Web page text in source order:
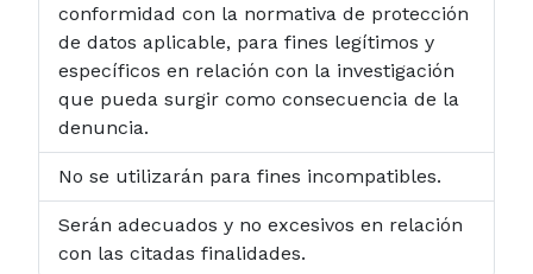
conformidad con la normativa de protección
de datos aplicable, para fines legítimos y
específicos en relación con la investigación
que pueda surgir como consecuencia de la
denuncia.
No se utilizarán para fines incompatibles.
Serán adecuados y no excesivos en relación
con las citadas finalidades.